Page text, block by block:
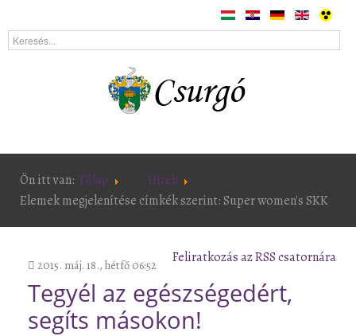
Ön itt van: Főlap
Hírek
Elemek megjelenítése címkék szerint: Super women's SKK
Feliratkozás az RSS csatornára
2015. máj. 18., hétfő 06:52
Tegyél az egészségedért,
segíts másokon!